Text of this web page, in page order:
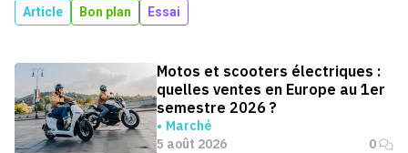
Article Bon plan Essai
Motos et scooters électriques :
quelles ventes en Europe au 1er
semestre 2026 ?
Marché
5 août 2026
0